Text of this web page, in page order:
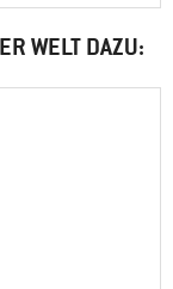
WELT DAZU: